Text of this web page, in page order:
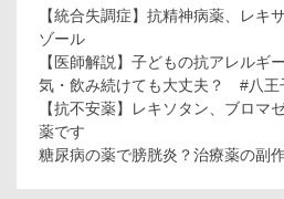
【統合失調症】抗精神病薬、レキ
ゾール
【医師解説】子どもの抗アレルギ
気・飲み続けても大丈夫？ #八
【抗不安薬】レキソタン、ブロマ
薬です
糖尿病の薬で膀胱炎？治療薬の副